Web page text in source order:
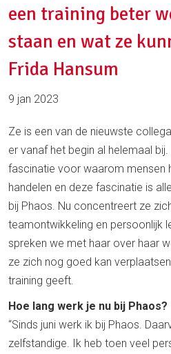
een training beter
staan en wat ze
Frida Hansum
9 jan 2023
Ze is een van de nieuwste
er vanaf het begin al helemaal
fascinatie voor waarom mensen
handelen en deze fascinatie is
bij Phaos. Nu concentreert ze
teamontwikkeling en persoonlijk
spreken we met haar over haar
ze zich nog goed kan
training geeft.
Hoe lang werk je nu bij Phaos?
“Sinds juni werk ik bij Phaos.
zelfstandige. Ik heb toen veel